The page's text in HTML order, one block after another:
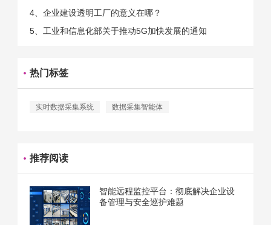
4、企业建设透明工厂的意义在哪？
5、工业和信息化部关于推动5G加快发展的通知
热门标签
实时数据采集系统 数据采集智能体
推荐阅读
智能远程监控平台：彻底解决企业设
备管理与安全巡护难题